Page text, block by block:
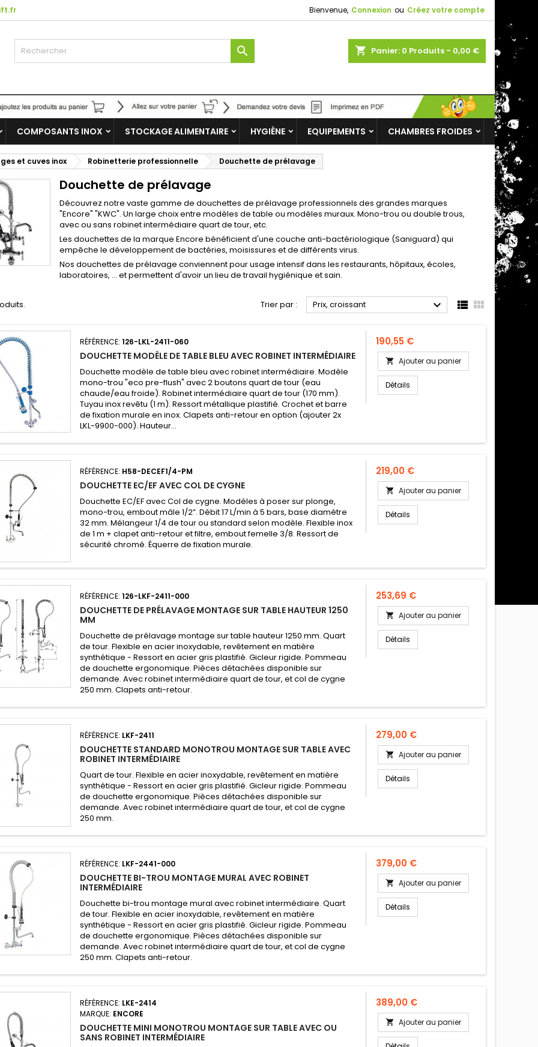
Bienvenue, Connexion ou Créez votre compte
shopping_cart Panier: 0 Produits - 0,00 €

COMPOSANTS INOX STOCKAGE ALIMENTAIRE HYGIÈNE EQUIPEMENTS CHAMBRES FROIDES
et cuves inox Robinetterie professionnelle Douchette de prélavage
Douchette de prélavage
Découvrez notre vaste gamme de douchettes de prélavage professionnels des grandes marques
"Encore" "KWC". Un large choix entre modèles de table ou modèles muraux. Mono-trou ou double trous,
avec ou sans robinet intermédiaire quart de tour, etc.
Les douchettes de la marque Encore bénéficient d'une couche anti-bactériologique (Saniguard) qui
empêche le développement de bactéries, moisissures et de différents virus.
Nos douchettes de prélavage conviennent pour usage intensif dans les restaurants, hôpitaux, écoles,
laboratoires, ... et permettent d'avoir un lieu de travail hygiénique et sain.
Trier par : Prix, croissant   
RÉFÉRENCE:126-LKL-2411-060
DOUCHETTE MODÈLE DE TABLE BLEU AVEC ROBINET INTERMÉDIAIRE
Douchette modèle de table bleu avec robinet intermédiaire. Modèle
mono-trou "eco pre-flush" avec 2 boutons quart de tour (eau
chaude/eau froide). Robinet intermédiaire quart de tour (170 mm).
Tuyau inox revêtu (1 m). Ressort métallique plastifié. Crochet et barre
de fixation murale en inox. Clapets anti-retour en option (ajouter 2x
LKL-9900-000). Hauteur...
Prix
190,55 €
 Ajouter au panier
Détails
RÉFÉRENCE: H58-DECEF1/4-PM
DOUCHETTE EC/EF AVEC COL DE CYGNE
Douchette EC/EF avec Col de cygne. Modèles à poser sur plonge,
mono-trou, embout mâle 1/2”. Débit 17 L/min à 5 bars, base diamètre
32 mm. Mélangeur 1/4 de tour ou standard selon modèle. Flexible inox
de 1 m + clapet anti-retour et filtre, embout femelle 3/8. Ressort de
sécurité chromé. Équerre de fixation murale.
Prix
219,00 €
 Ajouter au panier
Détails
RÉFÉRENCE:126-LKF-2411-000
DOUCHETTE DE PRÉLAVAGE MONTAGE SUR TABLE HAUTEUR 1250
MM
Douchette de prélavage montage sur table hauteur 1250 mm. Quart
de tour. Flexible en acier inoxydable, revêtement en matière
synthétique - Ressort en acier gris plastifié. Gicleur rigide. Pommeau
de douchette ergonomique. Pièces détachées disponible sur
demande. Avec robinet intermédiaire quart de tour, et col de cygne
250 mm. Clapets anti-retour.
Prix
253,69 €
 Ajouter au panier
Détails
RÉFÉRENCE: LKF-2411
DOUCHETTE STANDARD MONOTROU MONTAGE SUR TABLE AVEC
ROBINET INTERMÉDIAIRE
Quart de tour. Flexible en acier inoxydable, revêtement en matière
synthétique - Ressort en acier gris plastifié. Gicleur rigide. Pommeau
de douchette ergonomique. Pièces détachées disponible sur
demande. Avec robinet intermédiaire quart de tour, et col de cygne
250 mm.
Prix
279,00 €
 Ajouter au panier
Détails
RÉFÉRENCE: LKF-2441-000
DOUCHETTE BI-TROU MONTAGE MURAL AVEC ROBINET
INTERMÉDIAIRE
Douchette bi-trou montage mural avec robinet intermédiaire. Quart
de tour. Flexible en acier inoxydable, revêtement en matière
synthétique - Ressort en acier gris plastifié. Gicleur rigide. Pommeau
de douchette ergonomique. Pièces détachées disponible sur
demande. Avec robinet intermédiaire quart de tour, et col de cygne
250 mm. Clapets anti-retour.
Prix
379,00 €
 Ajouter au panier
Détails
RÉFÉRENCE: LKE-2414
MARQUE: ENCORE
DOUCHETTE MINI MONOTROU MONTAGE SUR TABLE AVEC OU
SANS ROBINET INTERMÉDIAIRE
Prix
389,00 €
 Ajouter au panier